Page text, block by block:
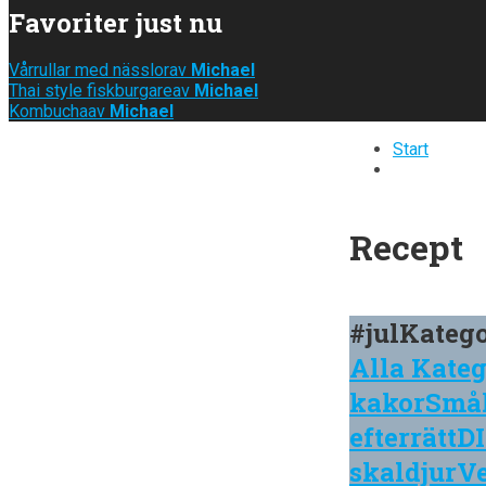
Favoriter just nu
Vårrullar med nässlorav Michael
Thai style fiskburgareav Michael
Kombuchaav Michael
Start
Recept
#jul
Alla
kakor
efterrätt
skaldjur